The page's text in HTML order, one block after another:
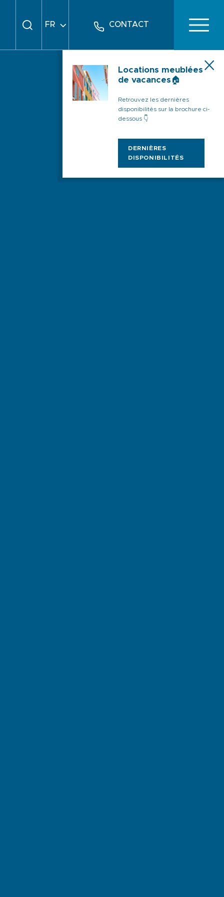
FR CONTACT
Locations meublées
de vacances🏠
Retrouvez les dernières
disponibilités sur la brochure ci-
dessous 👇
DERNIÈRES
DISPONIBILITÉS